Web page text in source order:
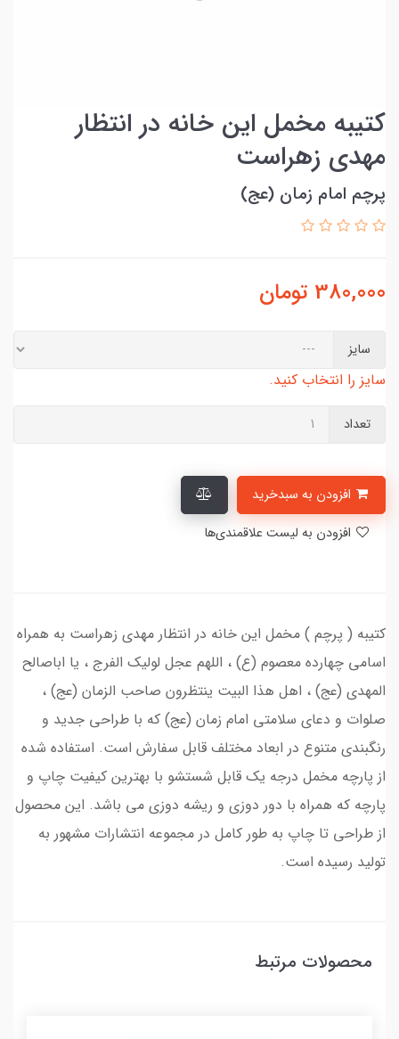
کتیبه مخمل این خانه در انتظار
مهدی زهراست
پرچم امام زمان (عج)
380,000 تومان
سایز
سایز را انتخاب کنید.
تعداد
کتیبه ( پرچم ) مخمل این خانه در انتظار مهدی زهراست به همراه
اسامی چهارده معصوم (ع) ، اللهم عجل لولیک الفرج ، یا اباصالح
المهدی (عج) ، اهل هذا البیت ینتظرون صاحب الزمان (عج) ،
صلوات و دعای سلامتی امام زمان (عج) که با طراحی جدید و
رنگبندی متنوع در ابعاد مختلف قابل سفارش است. استفاده شده
از پارچه مخمل درجه یک قابل شستشو با بهترین کیفیت چاپ و
پارچه که همراه با دور دوزی و ریشه دوزی می باشد. این محصول
از طراحی تا چاپ به طور کامل در مجموعه انتشارات مشهور به
تولید رسیده است.
محصولات مرتبط